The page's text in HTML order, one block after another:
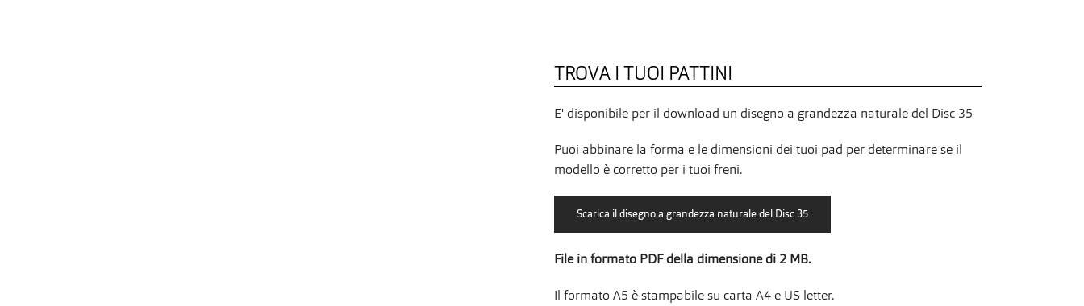
TROVA I TUOI PATTINI
E' disponibile per il download un disegno a grandezza naturale del Disc 35
Puoi abbinare la forma e le dimensioni dei tuoi pad per determinare se il
modello è corretto per i tuoi freni.
File in formato PDF della dimensione di 2 MB.
Il formato A5 è stampabile su carta A4 e US letter.